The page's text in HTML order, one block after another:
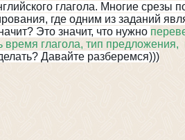
глагола. Многие срезы
где одним из заданий
Это значит, что нужно
время глагола, тип предложения,
Давайте разберемся)))